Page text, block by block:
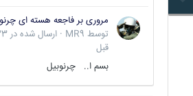
مروری بر فاجعه هسته ای
توسط MR9
· ارسال شده در
قبل
بسم ا.. چرنوبیل